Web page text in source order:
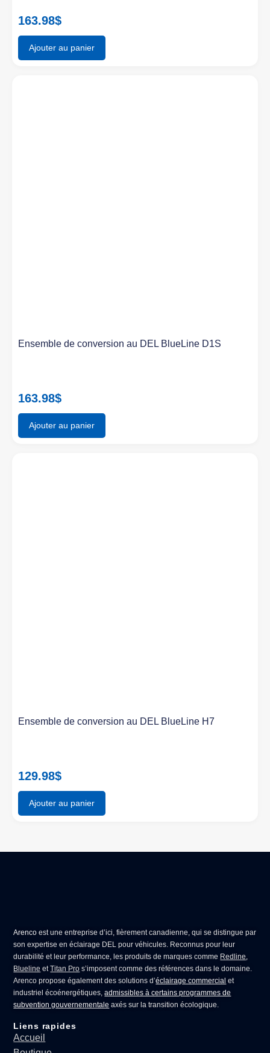
163.98$
Ajouter au panier
Ensemble de conversion au DEL BlueLine D1S
163.98$
Ajouter au panier
Ensemble de conversion au DEL BlueLine H7
129.98$
Ajouter au panier
Arenco est une entreprise d’ici, fièrement canadienne, qui se distingue par
son expertise enéclairage DEL pour véhicules. Reconnus pour leur
durabilité et leur performance, les produits de marques comme Redline,
Blueline etTitan Pro s’imposent comme des références dans le domaine.
Arenco propose également des solutions d’éclairage commercial et
industriel écoénergétiques,admissibles à certains programmes de
subvention gouvernementale axés sur la transition écologique.
Liens rapides
Accueil